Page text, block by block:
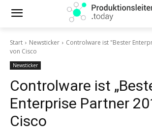
Start Newsticker
Controlware ist "Bester
von Cisco
Newsticker
Controlware ist
Enterprise Partner
Cisco